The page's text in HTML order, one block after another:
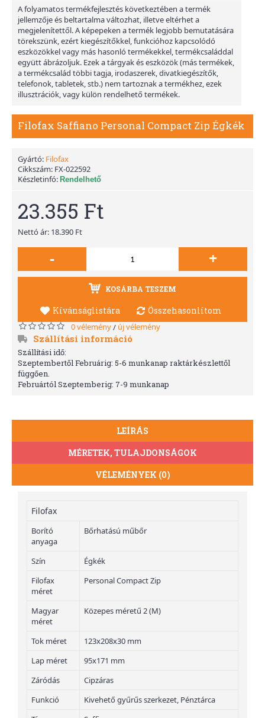
A folyamatos termékfejlesztés következtében a termék
jellemzője és beltartalma változhat, illetve eltérhet a
megjelenítettől. A képepeken a termék legjobb bemutatására
törekszünk, ezért kiegészítőkkel, funkcióhoz kapcsolódó
eszközökkel vagy más hasonló termékekkel, termékcsaláddal
együtt ábrázoljuk. Ezek a tárgyak és eszközök (más termékek,
a termékcsalád többi tagja, irodaszerek, divatkiegészítők,
telefonok, tabletek, stb.) nem tartoznak a termékhez, ezek
illusztrációk, vagy külön rendelhető termékek.
Filofax Saffiano Personal Compact Zip Égkék
Gyártó: Filofax
Cikkszám: FX-022592
Készletinfó: Rendelhető
23.355 Ft
Nettó ár: 18.390 Ft
- +
KOSÁRBA TESZEM
Kívánságlistára Összehasonlítom
0 vélemény/ új vélemény
Szállítási információ
Szállítási idő:
Szeptembertől Februárig: 5-6 munkanap raktárkészlettől
függően.
Februártól Szeptemberig: 7-9 munkanap
LEÍRÁS
MÉRETEK, TULAJDONSÁGOK
VÉLEMÉNYEK (0)
Filofax
Borító
anyaga
Bőrhatású műbőr
Szín
Égkék
Filofax
méret
Personal Compact Zip
Magyar
méret
Közepes méretű 2 (M)
Tok méret
123x208x30 mm
Lap méret
95x171 mm
Záródás
Cipzáras
Funkció
Kivehető gyűrűs szerkezet, Pénztárca